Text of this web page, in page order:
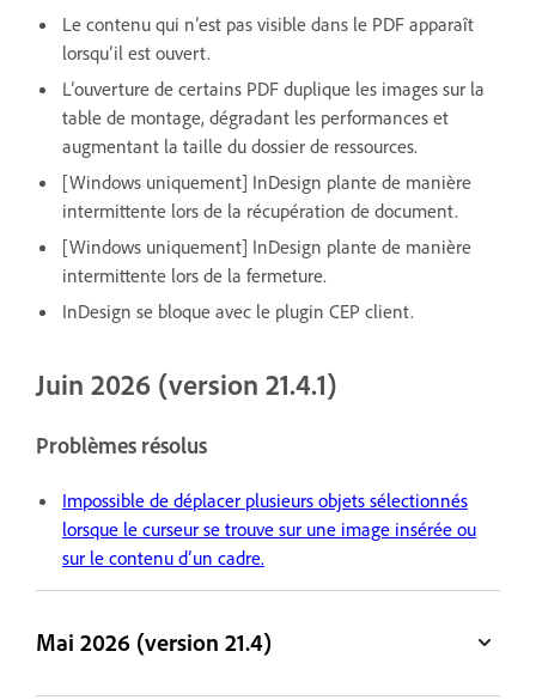
Le contenu qui n’est pas visible dans le PDF apparaît
lorsqu’il est ouvert.
L’ouverture de certains PDF duplique les images sur la
table de montage, dégradant les performances et
augmentant la taille du dossier de ressources.
[Windows uniquement] InDesign plante de manière
intermittente lors de la récupération de document.
[Windows uniquement] InDesign plante de manière
intermittente lors de la fermeture.
InDesign se bloque avec le plugin CEP client.
Juin 2026 (version 21.4.1)
Problèmes résolus
Impossible de déplacer plusieurs objets sélectionnés
lorsque le curseur se trouve sur une image insérée ou
sur le contenu d’un cadre.
Mai 2026 (version 21.4)